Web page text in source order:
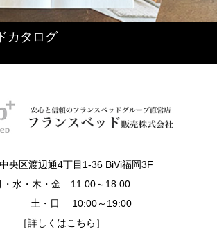
カタログ
央区渡辺通4丁目1-36 BiVi福岡3F
・水・木・金 11:00～18:00
・日 10:00～19:00
［詳しくはこちら］